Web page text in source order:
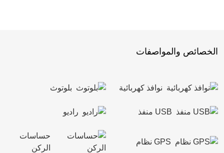
الخصائص والمواصفات
نوافذ كهربائية بلوتوث
USB منفذ راديو
GPS نظام
حساسات
الركن